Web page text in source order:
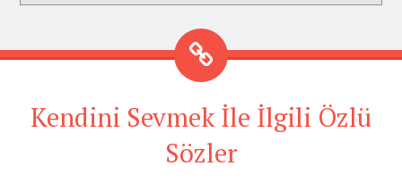
Kendini Sevmek İle İlgili Özlü
Sözler